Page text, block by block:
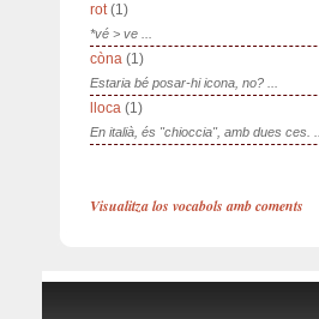
rot(1)
*vé > ve ...
còna (1)
Estaria bé posar-hi icona, no? ...
lloca (1)
En italià, és "chioccia", amb dues ces. ...
Visualitza los vocabols amb coments